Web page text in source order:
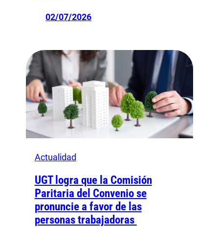
02/07/2026
Actualidad
UGT logra que la Comisión
Paritaria del Convenio se
pronuncie a favor de las
personas trabajadoras